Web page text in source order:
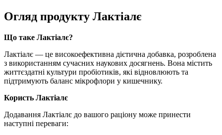
Огляд продукту Лактіалє
Що таке Лактіалє?
Лактіалє — це високоефективна дієтична добавка, розроблена
з використанням сучасних наукових досягнень. Вона містить
життєздатні культури пробіотиків, які відновлюють та
підтримують баланс мікрофлори у кишечнику.
Користь Лактіалє
Додавання Лактіалє до вашого раціону може принести
наступні переваги: